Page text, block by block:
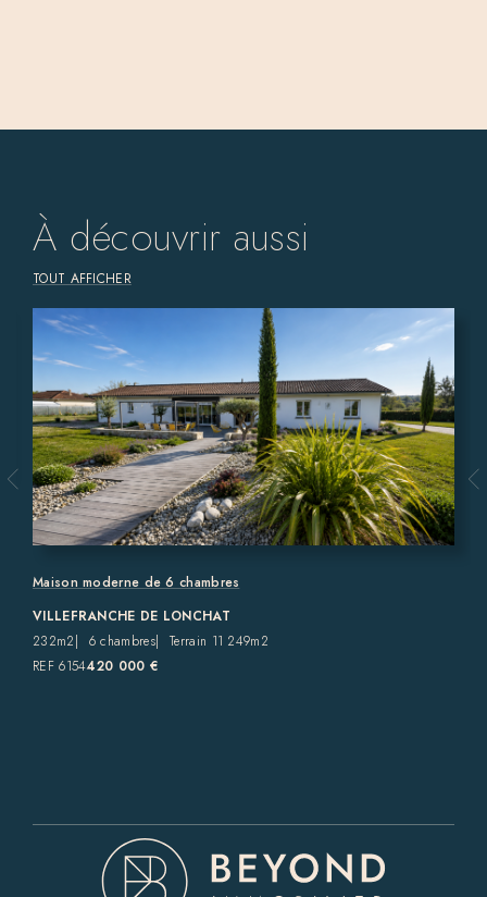
À découvrir aussi
TOUT AFFICHER
Maison moderne de 6 chambres
VILLEFRANCHE DE LONCHAT
232m2
6 chambres
Terrain 11 249m2
REF 6154420 000 €